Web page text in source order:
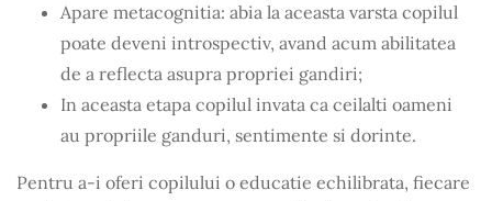
Apare metacognitia: abia la aceasta varsta copilul
poate deveni introspectiv, avand acum abilitatea
de a reflecta asupra propriei gandiri;
In aceasta etapa copilul invata ca ceilalti oameni
au propriile ganduri, sentimente si dorinte.
Pentru a-i oferi copilului o educatie echilibrata, fiecare